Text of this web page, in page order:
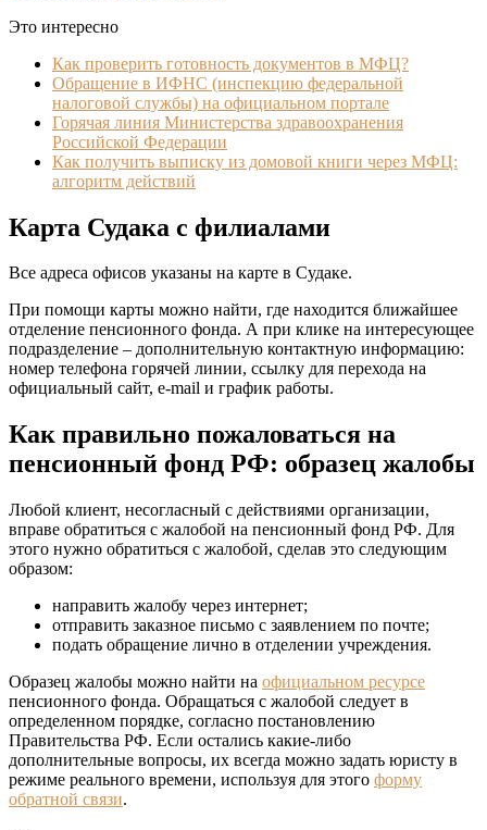
Это интересно
Как проверить готовность документов в МФЦ?
Обращение в ИФНС (инспекцию федеральной
налоговой службы) на официальном портале
Горячая линия Министерства здравоохранения
Российской Федерации
Как получить выписку из домовой книги через МФЦ:
алгоритм действий
Карта Судака с филиалами
Все адреса офисов указаны на карте в Судаке.
При помощи карты можно найти, где находится ближайшее
отделение пенсионного фонда. А при клике на интересующее
подразделение – дополнительную контактную информацию:
номер телефона горячей линии, ссылку для перехода на
официальный сайт, e-mail и график работы.
Как правильно пожаловаться на
пенсионный фонд РФ: образец жалобы
Любой клиент, несогласный с действиями организации,
вправе обратиться с жалобой на пенсионный фонд РФ. Для
этого нужно обратиться с жалобой, сделав это следующим
образом:
направить жалобу через интернет;
отправить заказное письмо с заявлением по почте;
подать обращение лично в отделении учреждения.
Образец жалобы можно найти на официальном ресурсе
пенсионного фонда. Обращаться с жалобой следует в
определенном порядке, согласно постановлению
Правительства РФ. Если остались какие-либо
дополнительные вопросы, их всегда можно задать юристу в
режиме реального времени, используя для этого форму
обратной связи.